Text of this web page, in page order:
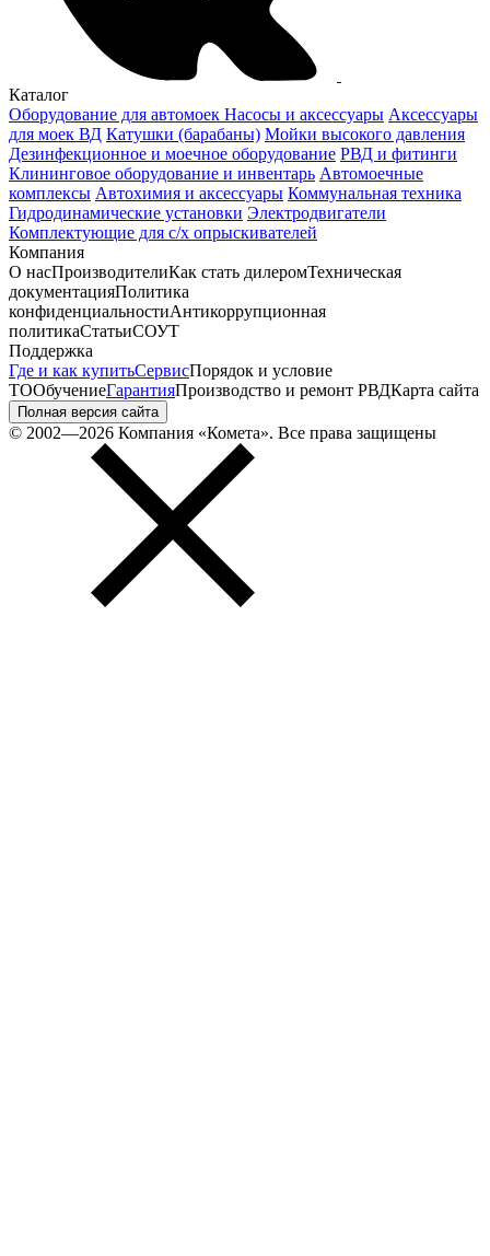
Каталог
Оборудование для автомоек Насосы и аксессуары Аксессуары
для моек ВД Катушки (барабаны) Мойки высокого давления
Дезинфекционное и моечное оборудование РВД и фитинги
Клининговое оборудование и инвентарь Автомоечные
комплексы Автохимия и аксессуары Коммунальная техника
Гидродинамические установки Электродвигатели
Комплектующие для с/х опрыскивателей
Компания
О насПроизводителиКак стать дилеромТехническая
документацияПолитика
конфиденциальностиАнтикоррупционная
политикаСтатьиСОУТ
Поддержка
Где и как купитьСервисПорядок и условие
ТООбучениеГарантияПроизводство и ремонт РВДКарта сайта
Полная версия сайта
© 2002—2026 Компания «Комета». Все права защищены